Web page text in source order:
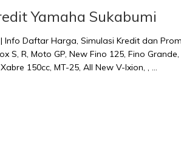
Yamaha Sukabumi
Daftar Harga, Simulasi Kredit dan
R, Moto GP, New Fino 125, Fino Grande,
150cc, MT-25, All New V-Ixion, , …